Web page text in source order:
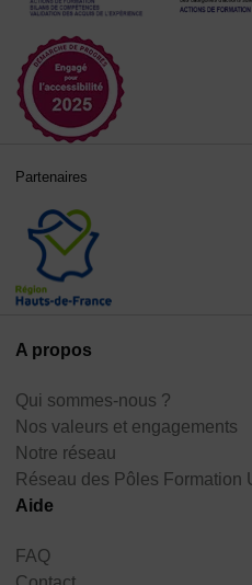
A propos
Qui sommes-nous ?
Nos valeurs et engagements
Notre réseau
Réseau des Pôles Formation
Aide
FAQ
Partenaires